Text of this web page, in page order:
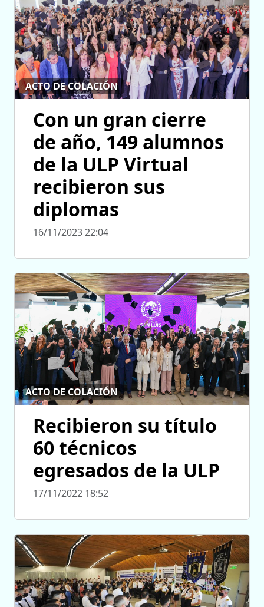
ACTO DE COLACIÓN
Con un gran cierre
de año, 149 alumnos
de la ULP Virtual
recibieron sus
diplomas
16/11/2023 22:04
ACTO DE COLACIÓN
Recibieron su título
60 técnicos
egresados de la ULP
17/11/2022 18:52